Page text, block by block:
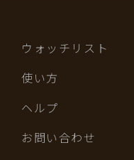
ウォッチリスト
使い方
ヘルプ
お問い合わせ